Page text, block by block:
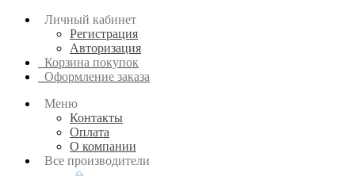
Личный кабинет
Регистрация
Авторизация
Корзина покупок
Оформление заказа
Меню
Контакты
Оплата
О компании
Все производители